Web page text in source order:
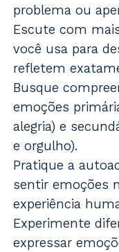
problema ou
Escute com
você usa para
refletem
Busque
emoções
alegria) e
e orgulho).
Pratique a
sentir emoções
experiência
Experimente
expressar